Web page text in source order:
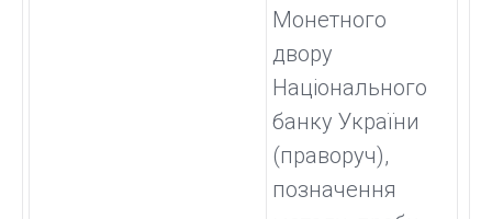
Монетного
двору
Національного
банку України
(праворуч),
позначення